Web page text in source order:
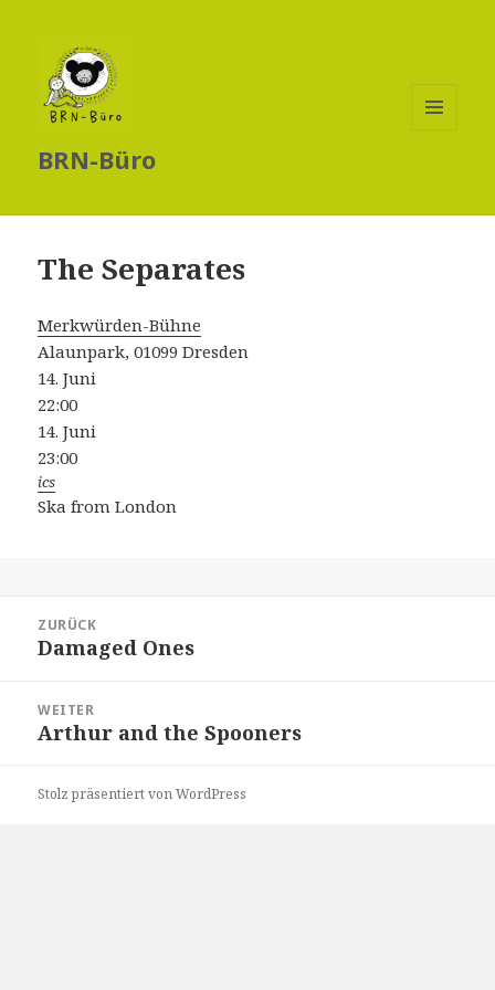
BRN-Büro
The Separates
Merkwürden-Bühne
Alaunpark, 01099 Dresden
14. Juni
22:00
14. Juni
23:00
ics
Ska from London
ZURÜCK
Vorheriger
Damaged Ones
WEITER
Nächster
Arthur and the Spooners
Stolz präsentiert von WordPress